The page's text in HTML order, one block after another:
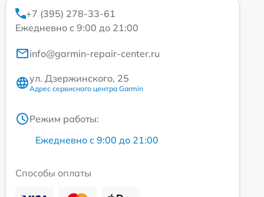
+7 (395) 278-33-61
Ежедневно с 9:00 до 21:00
info@garmin-repair-center.ru
ул. Дзержинского, 25
Адрес сервисного центра Garmin
Режим работы:
Ежедневно с 9:00 до 21:00
Способы оплаты